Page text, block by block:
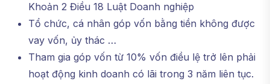
Khoản 2 Điều 18 Luật Doanh nghiệp
Tổ chức, cá nhân góp vốn bằng tiền không được
vay vốn, ủy thác …
Tham gia góp vốn từ 10% vốn điều lệ trở lên phải
hoạt động kinh doanh có lãi trong 3 năm liên tục.